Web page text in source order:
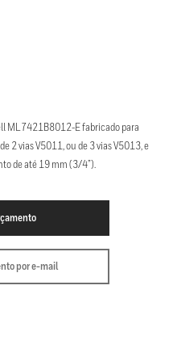
ML7421B8012-E fabricado para
2 vias V5011, ou de 3 vias V5013, e
de até 19 mm (3/4”).
por e-mail